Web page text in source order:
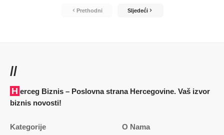
Prethodni Sljedeći
//
Herceg Biznis – Poslovna strana Hercegovine. Vaš izvor
biznis novosti!
Kategorije O Nama